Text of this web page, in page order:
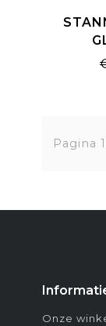
Pagina
Onze